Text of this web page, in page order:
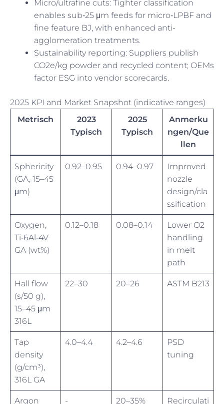
Micro/ultrafine cuts: Tighter classification
enables sub‑25 μm feeds for micro‑LPBF and
fine feature BJ, with enhanced anti-
agglomeration treatments.
Sustainability reporting: Suppliers publish
CO2e/kg powder and recycled content; OEMs
factor ESG into vendor scorecards.
2025 KPI and Market Snapshot (indicative ranges)
Metrisch
2023
Typisch
2025
Typisch
Anmerku
ngen/Que
llen
Sphericity
(GA, 15–45
μm)
0.92–0.95 0.94–0.97
Improved
nozzle
design/cla
ssification
Oxygen,
Ti‑6Al‑4V
GA (wt%)
0.12–0.18 0.08–0.14
Lower O2
handling
in melt
path
Hall flow
(s/50 g),
15–45 μm
316L
22–30 20–26 ASTM B213
Tap
density
(g/cm³),
316L GA
4.0–4.4 4.2–4.6
PSD
tuning
Argon
- 20–35%
Recirculati